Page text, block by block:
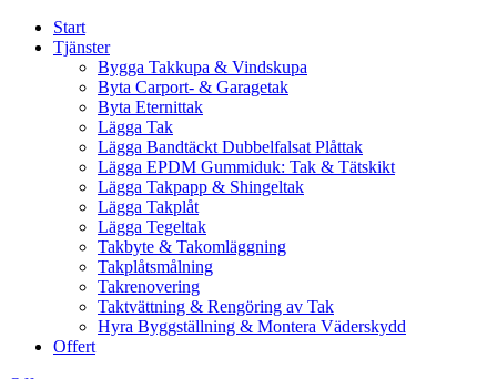
Start
Tjänster
Bygga Takkupa & Vindskupa
Byta Carport- & Garagetak
Byta Eternittak
Lägga Tak
Lägga Bandtäckt Dubbelfalsat Plåttak
Lägga EPDM Gummiduk: Tak & Tätskikt
Lägga Takpapp & Shingeltak
Lägga Takplåt
Lägga Tegeltak
Takbyte & Takomläggning
Takplåtsmålning
Takrenovering
Taktvättning & Rengöring av Tak
Hyra Byggställning & Montera Väderskydd
Offert